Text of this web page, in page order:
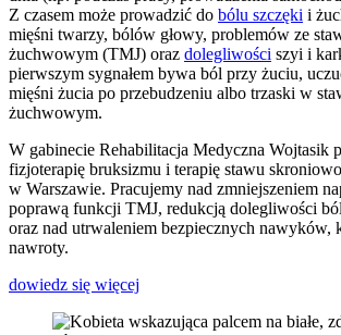
Z czasem może prowadzić do bólu szczęki i
mięśni twarzy, bólów głowy, problemów ze
żuchwowym (TMJ) oraz dolegliwości szyi i
pierwszym sygnałem bywa ból przy żuciu,
mięśni żucia po przebudzeniu albo trzaski w
żuchwowym.
W gabinecie Rehabilitacja Medyczna Wojtasik
fizjoterapię bruksizmu i terapię stawu
w Warszawie. Pracujemy nad zmniejszeniem
poprawą funkcji TMJ, redukcją dolegliwości
oraz nad utrwaleniem bezpiecznych nawyków,
nawroty.
dowiedz się więcej